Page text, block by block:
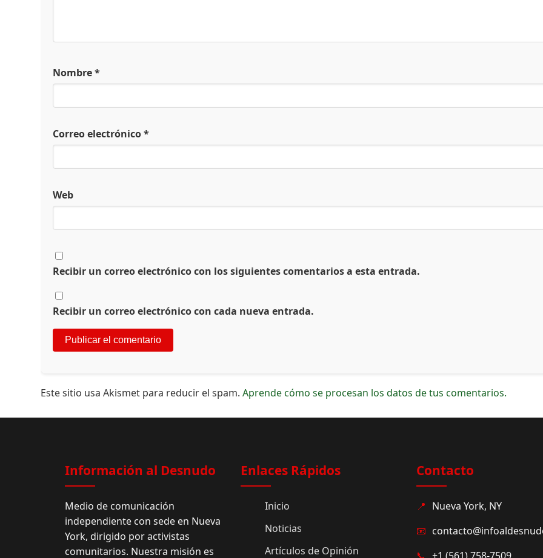
Nombre*
Correo electrónico*
Web
Recibir un correo electrónico con los siguientes comentarios a esta entrada.
Recibir un correo electrónico con cada nueva entrada.
Este sitio usa Akismet para reducir el spam.Aprende cómo se procesan los datos de tus comentarios.
Información al Desnudo
Medio de comunicación
independiente con sede en Nueva
York, dirigido por activistas
comunitarios. Nuestra misión es
Enlaces Rápidos
Inicio
Noticias
Artículos de Opinión
Contacto
📍 Nueva York, NY
📧
📞 +1 (561) 758-7509